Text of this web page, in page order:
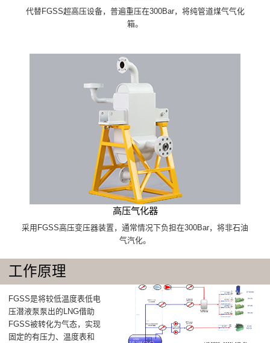
代替FGSS超高压设备，普遍重压在300Bar，将纯管道煤气气化
箱。
高压气化器
采用FGSS高压变压器装置，通常情况下负担在300Bar，将非石油
气汽化。
工作原理
FGSS是将较低温度表低电
压潜液泵泵出的LNG借助
FGSS被转化为气态，实现
固定的有压力、温度表和